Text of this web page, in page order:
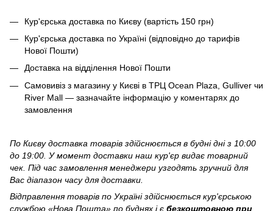
Кур'єрська доставка по Києву (вартість 150 грн)
Кур'єрська доставка по Україні (відповідно до тарифів
Нової Пошти)
Доставка на відділення Нової Пошти
Самовивіз з магазину у Києві в ТРЦ Ocean Plaza, Gulliver чи
River Mall — зазначайте інформацію у коментарях до
замовлення
По Києву доставка товарів здійснюється в будні дні з 10:00
до 19:00. У момент доставки наш кур'єр видає товарний
чек. Під час замовлення менеджери узгодять зручний для
Вас діапазон часу для доставки.
Відправлення товарів по Україні здійснюється кур'єрською
службою «Нова Пошта» по буднях і є безкоштовною при